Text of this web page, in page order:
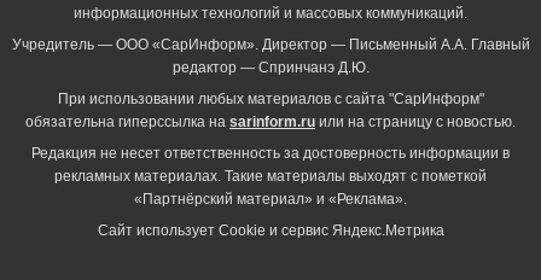
информационных технологий и массовых коммуникаций.
Учредитель — ООО «СарИнформ». Директор — Письменный А.А. Главный
редактор — Спринчанэ Д.Ю.
При использовании любых материалов с сайта "СарИнформ"
обязательна гиперссылка на sarinform.ru или на страницу с новостью.
Редакция не несет ответственность за достоверность информации в
рекламных материалах. Такие материалы выходят с пометкой
«Партнёрский материал» и «Реклама».
Сайт использует Cookie и сервиc Яндекс.Метрика